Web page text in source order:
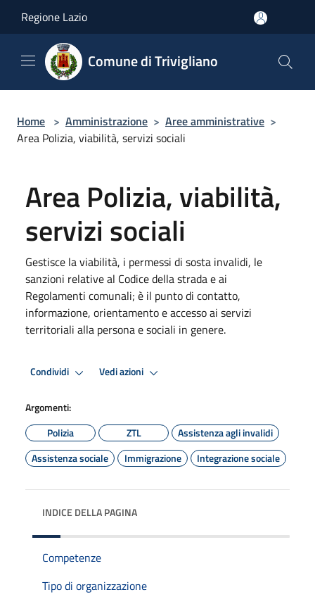
Regione Lazio
Comune di Trivigliano
Home > Amministrazione > Aree amministrative >
Area Polizia, viabilità, servizi sociali
Area Polizia, viabilità,
servizi sociali
Gestisce la viabilità, i permessi di sosta invalidi, le
sanzioni relative al Codice della strada e ai
Regolamenti comunali; è il punto di contatto,
informazione, orientamento e accesso ai servizi
territoriali alla persona e sociali in genere.
Condividi Vedi azioni
Argomenti:
Polizia
ZTL
Assistenza agli invalidi
Assistenza sociale
Immigrazione Integrazione sociale
INDICE DELLA PAGINA
Competenze
Tipo di organizzazione